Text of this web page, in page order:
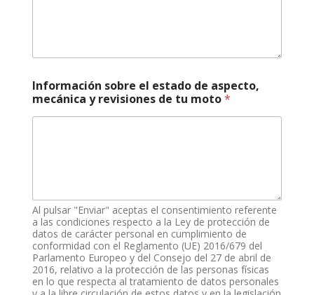
Información sobre el estado de aspecto,
mecánica y revisiones de tu moto*
Al pulsar "Enviar" aceptas el consentimiento referente
a las condiciones respecto a la Ley de protección de
datos de carácter personal en cumplimiento de
conformidad con el Reglamento (UE) 2016/679 del
Parlamento Europeo y del Consejo del 27 de abril de
2016, relativo a la protección de las personas físicas
en lo que respecta al tratamiento de datos personales